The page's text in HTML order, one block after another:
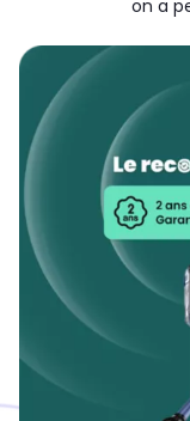
on a